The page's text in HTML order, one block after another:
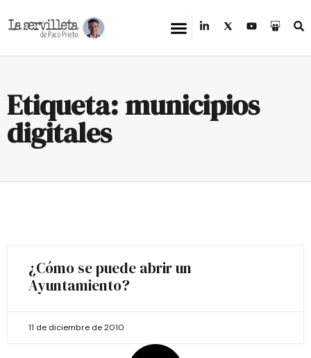
Etiqueta: municipios
digitales
¿Cómo se puede abrir un
Ayuntamiento?
11 de diciembre de 2010